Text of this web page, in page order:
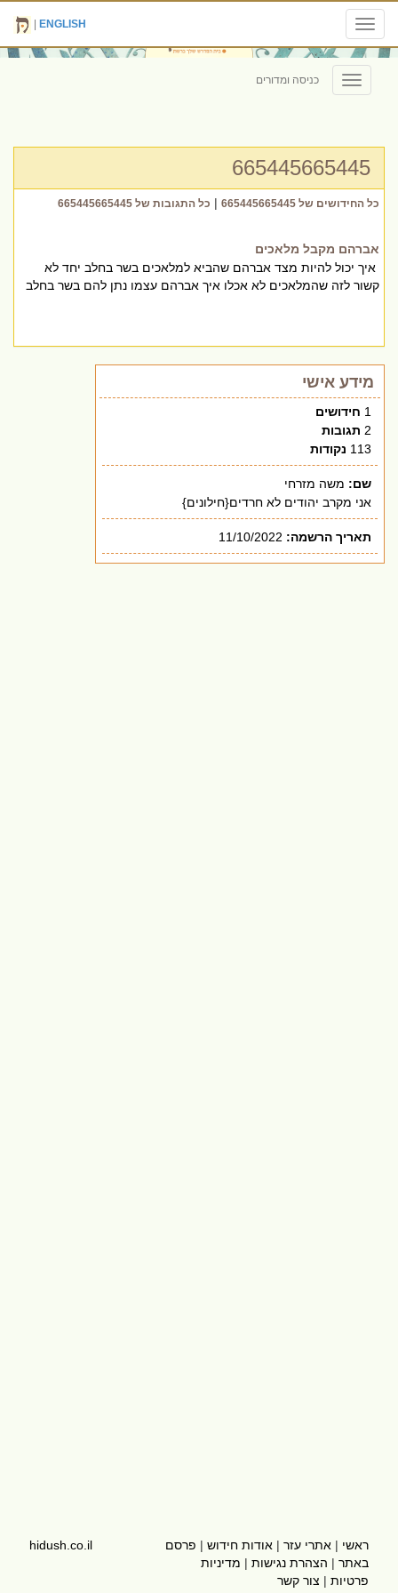
Toggle
navigation
ENGLISH
Toggle
navigation
כניסה ומדורים
665445665445
כל החידושים של 665445665445 | כל התגובות של 665445665445
אברהם מקבל מלאכים
איך יכול להיות מצד אברהם שהביא למלאכים בשר בחלב יחד לא
קשור לזה שהמלאכים לא אכלו איך אברהם עצמו נתן להם בשר בחלב
מידע אישי
1 חידושים
2 תגובות
113 נקודות
שם: משה מזרחי
אני מקרב יהודים לא חרדים{חילונים}
תאריך הרשמה: 11/10/2022
ראשי | אתרי עזר | אודות חידוש | פרסם
באתר | הצהרת נגישות | מדיניות
פרטיות | צור קשר
hidush.co.il